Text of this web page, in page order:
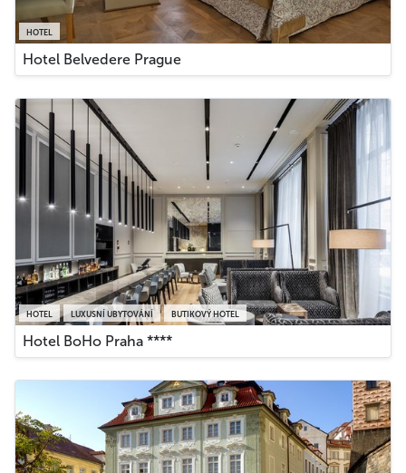
HOTEL
Hotel Belvedere Prague
HOTEL LUXUSNÍ UBYTOVÁNÍ BUTIKOVÝ HOTEL
Hotel BoHo Praha ****